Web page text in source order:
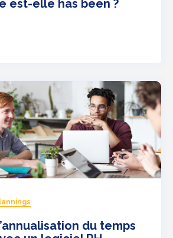
est-elle has been ?
du temps